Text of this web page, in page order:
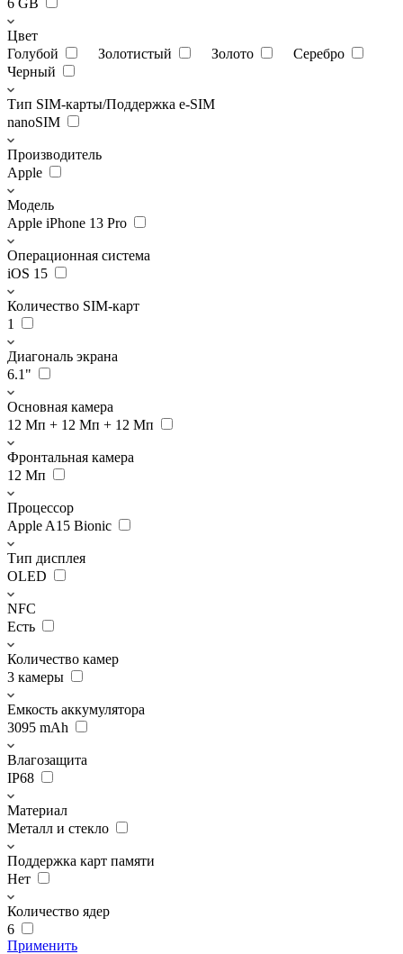
Цвет
Голубой
Золотистый Золото
Серебро
Черный
Тип SIM-карты/Поддержка e-SIM
nanoSIM
Производитель
Apple
Модель
Apple iPhone 13 Pro
Операционная система
iOS 15
Количество SIM-карт
1
Диагональ экрана
6.1"
Основная камера
12 Мп + 12 Мп + 12 Мп
Фронтальная камера
12 Мп
Процессор
Apple A15 Bionic
Тип дисплея
OLED
NFC
Есть
Количество камер
3 камеры
Емкость аккумулятора
3095 mAh
Влагозащита
IP68
Материал
Металл и стекло
Поддержка карт памяти
Нет
Количество ядер
6
Применить